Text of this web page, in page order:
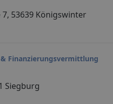
53639 Königswinter
Finanzierungsvermittlung
Siegburg